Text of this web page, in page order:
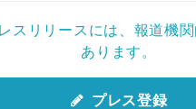
スリリースには、報道機
あります。
プレス登録